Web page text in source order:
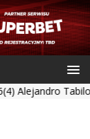
Tabilo ***